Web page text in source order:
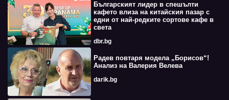
Българският лидер в спешълти
кафето влиза на китайския пазар с
едни от най-редките сортове кафе в
света
dbr.bg
Радев повтаря модела „Борисов“!
Анализ на Валерия Велева
darik.bg